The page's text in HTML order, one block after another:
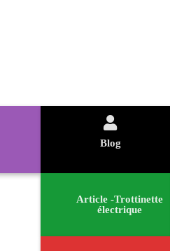
Blog
Article -Trottinette
électrique